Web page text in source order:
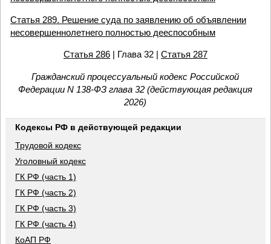
Статья 289. Решение суда по заявлению об объявлении
несовершеннолетнего полностью дееспособным
Статья 286| Глава 32 | Статья 287
Гражданский процессуальный кодекс Российской
Федерации N 138-ФЗ глава 32 (действующая редакция
2026)
Кодексы РФ в действующей редакции
Трудовой кодекс
Уголовный кодекс
ГК РФ (часть 1)
ГК РФ (часть 2)
ГК РФ (часть 3)
ГК РФ (часть 4)
КоАП РФ